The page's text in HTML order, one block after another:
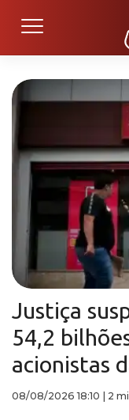
Justiça
54,2
acionistas
08/08/2026 18:10 2